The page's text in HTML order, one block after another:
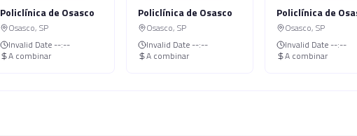
Policlínica de Osasco
Osasco, SP
Invalid Date --:--
A combinar
Policlínica de Osasco
Osasco, SP
Invalid Date --:--
A combinar
Policlínica de
Osasco, SP
Invalid Date --:--
A combinar